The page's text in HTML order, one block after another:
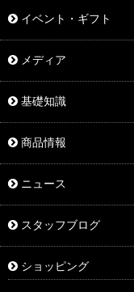
イベント・ギフト
メディア
基礎知識
商品情報
ニュース
スタッフブログ
ショッピング